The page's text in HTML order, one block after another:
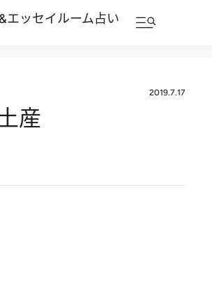
エッセイルーム占い
2019.7.17
産